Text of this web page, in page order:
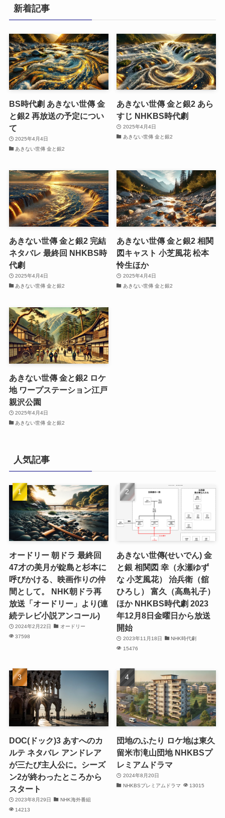
リ
ー
新着記事
BS時代劇 あきない世傳 金
と銀2 再放送の予定につい
て
2025年4月4日
あきない世傳 金と銀2
あきない世傳 金と銀2 あら
すじ NHKBS時代劇
2025年4月4日
あきない世傳 金と銀2
あきない世傳 金と銀2 完結
ネタバレ 最終回 NHKBS時
代劇
2025年4月4日
あきない世傳 金と銀2
あきない世傳 金と銀2 相関
図キャスト 小芝風花 松本
怜生ほか
2025年4月4日
あきない世傳 金と銀2
あきない世傳 金と銀2 ロケ
地 ワープステーション江戸
親沢公園
2025年4月4日
あきない世傳 金と銀2
人気記事
オードリー 朝ドラ 最終回
47才の美月が錠島と杉本に
呼びかける、映画作りの仲
間として。 NHK朝ドラ再
放送「オードリー」より(連
続テレビ小説アンコール)
2024年2月22日
オードリー
37598
あきない世傳(せいでん) 金
と銀 相関図 幸（永瀬ゆず
な 小芝風花） 治兵衛（舘
ひろし） 富久（高島礼子）
ほか NHKBS時代劇 2023
年12月8日金曜日から放送
開始
2023年11月18日
NHK時代劇
15476
DOC(ドック)3 あすへのカ
ルテ ネタバレ アンドレア
が三たび主人公に。シーズ
ン2が終わったところから
スタート
2023年8月29日
NHK海外番組
14213
団地のふたり ロケ地は東久
留米市滝山団地 NHKBSプ
レミアムドラマ
2024年8月20日
NHKBSプレミアムドラマ
13015